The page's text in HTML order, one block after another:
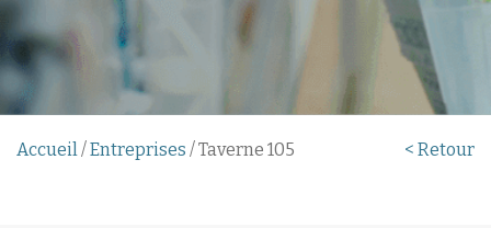
Accueil/Entreprises / Taverne 105 < Retour